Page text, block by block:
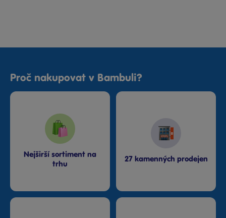
Proč nakupovat v Bambuli?
Nejširší sortiment na
trhu
27 kamenných prodejen